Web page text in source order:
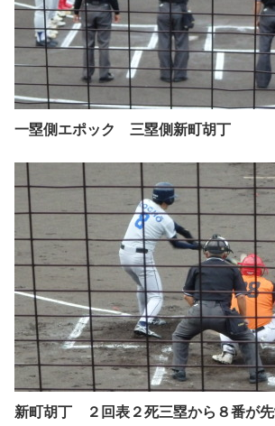
一塁側エポック 三塁側新町胡丁
新町胡丁 ２回表２死三塁から８番が